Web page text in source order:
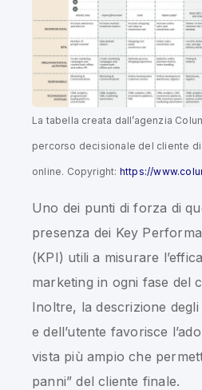
La tabella creata dall’agenzia
percorso decisionale del cliente
online. Copyright: https://
Uno dei punti di forza di
presenza dei Key
(KPI) utili a misurare
marketing in ogni fase del
Inoltre, la descrizione degli
e dell’utente favorisce
vista più ampio che
panni” del cliente finale.